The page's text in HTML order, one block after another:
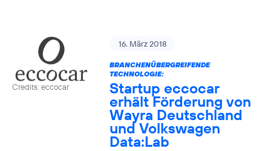
Credits: eccocar
16. März 2018
BRANCHENÜBERGREIFENDE
TECHNOLOGIE:
Startup eccocar
erhält Förderung von
Wayra Deutschland
und Volkswagen
Data:Lab